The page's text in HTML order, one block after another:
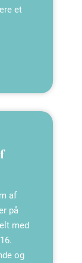
et
af
på
med
og